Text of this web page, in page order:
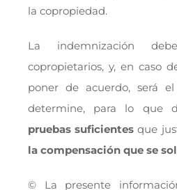
la copropiedad.
La indemnización
copropietarios, y, en caso
poner de acuerdo, será
determine, para lo que
pruebas suficientesque
la compensación que se
© La presente